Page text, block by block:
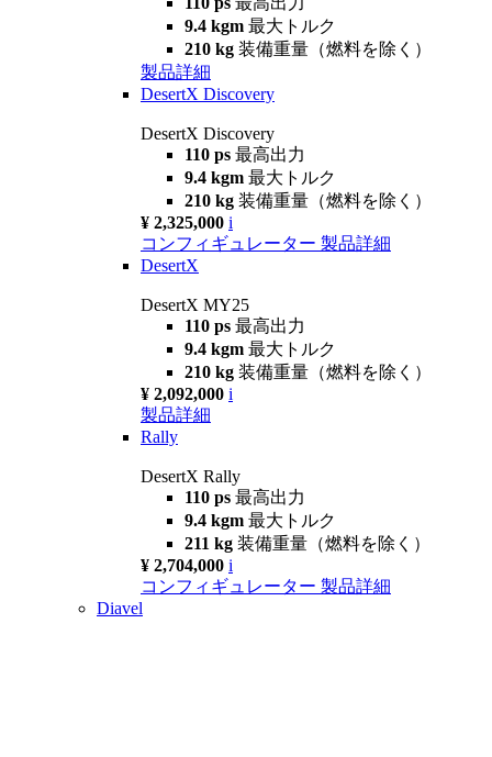
9.4 kgm 最大トルク
210 kg 装備重量（燃料を除く）
製品詳細
DesertX Discovery
DesertX Discovery
110 ps 最高出力
9.4 kgm 最大トルク
210 kg 装備重量（燃料を除く）
¥ 2,325,000 i
コンフィギュレーター 製品詳細
DesertX
DesertX MY25
110 ps 最高出力
9.4 kgm 最大トルク
210 kg 装備重量（燃料を除く）
¥ 2,092,000 i
製品詳細
Rally
DesertX Rally
110 ps 最高出力
9.4 kgm 最大トルク
211 kg 装備重量（燃料を除く）
¥ 2,704,000 i
コンフィギュレーター 製品詳細
Diavel